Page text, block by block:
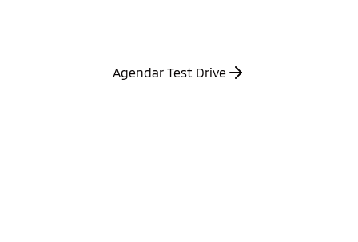
Agendar Test Drive